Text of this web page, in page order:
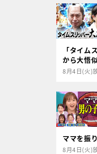
「タイム
から大悟
8月4日(火)
ママを振
8月4日(火)